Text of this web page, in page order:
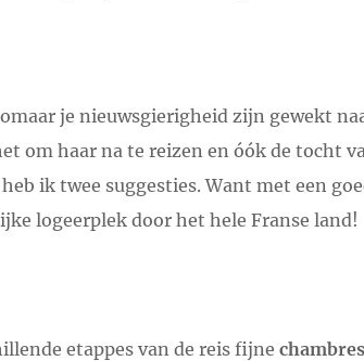
je nieuwsgierigheid zijn gewekt
om haar na te reizen en óók de tocht
ik twee suggesties. Want met een
logeerplek door het hele Franse land!
etappes van de reis fijne